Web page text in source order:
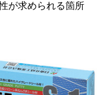
が求められる箇所